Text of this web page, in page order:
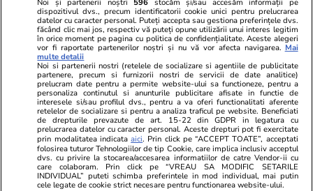
din cauza aerului condiționat, în
Grecia. Cum a fost posibil
nimeni
Noul trend
singure în
Vacanțe și Cultură 10:00
Mesaje de Sfântul Ilie 2026.
Urări și felicitări de Sfântul Ilie
Noi și partenerii noștri 596 stocăm și/sau accesăm informații pe
dispozitivul dvs., precum identificatorii cookie unici pentru prelucrarea
datelor cu caracter personal. Puteți accepta sau gestiona preferințele dvs.
făcând clic mai jos, respectiv vă puteți opune utilizării unui interes legitim
în orice moment pe pagina cu politica de confidențialitate. Aceste alegeri
vor fi raportate partenerilor noștri și nu vă vor afecta navigarea. Mai
multe detalii
Noi si partenerii nostri (retelele de socializare si agentiile de publicitate
partenere, precum si furnizorii nostri de servicii de date analitice)
prelucram date pentru a permite website-ului sa functioneze, pentru a
personaliza continutul si anunturile publicitare afisate in functie de
interesele si/sau profilul dvs., pentru a va oferi functionalitati aferente
retelelor de socializare si pentru a analiza traficul pe website. Beneficiati
de drepturile prevazute de art. 15-22 din GDPR in legatura cu
prelucrarea datelor cu caracter personal. Aceste drepturi pot fi exercitate
prin modalitatea indicataaici. Prin click pe “ACCEPT TOATE”, acceptati
folosirea tuturor Tehnologiilor de tip Cookie, care implica inclusiv acceptul
dvs. cu privire la stocarea/accesarea informatiilor de catre Vendor-ii cu
care colaboram. Prin click pe “VREAU SA MODIFIC SETARILE
INDIVIDUAL” puteti schimba preferintele in mod individual, mai putin
cele legate de cookie strict necesare pentru functionarea website-ului.